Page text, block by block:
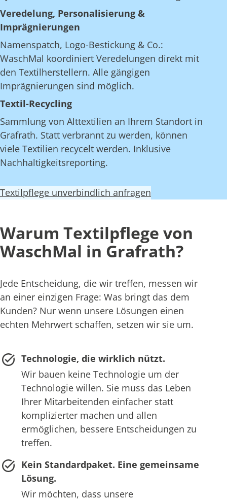
Veredelung, Personalisierung &
Imprägnierungen
Namenspatch, Logo-Bestickung & Co.:
WaschMal koordiniert Veredelungen direkt mit
den Textilherstellern. Alle gängigen
Imprägnierungen sind möglich.
Textil-Recycling
Sammlung von Alttextilien an Ihrem Standort in
Grafrath. Statt verbrannt zu werden, können
viele Textilien recycelt werden. Inklusive
Nachhaltigkeitsreporting.
Textilpflege unverbindlich anfragen
Warum Textilpflege von
WaschMal in Grafrath?
Jede Entscheidung, die wir treffen, messen wir
an einer einzigen Frage: Was bringt das dem
Kunden? Nur wenn unsere Lösungen einen
echten Mehrwert schaffen, setzen wir sie um.
Technologie, die wirklich nützt.
Wir bauen keine Technologie um der
Technologie willen. Sie muss das Leben
Ihrer Mitarbeitenden einfacher statt
komplizierter machen und allen
ermöglichen, bessere Entscheidungen zu
treffen.
Kein Standardpaket. Eine gemeinsame
Lösung.
Wir möchten, dass unsere